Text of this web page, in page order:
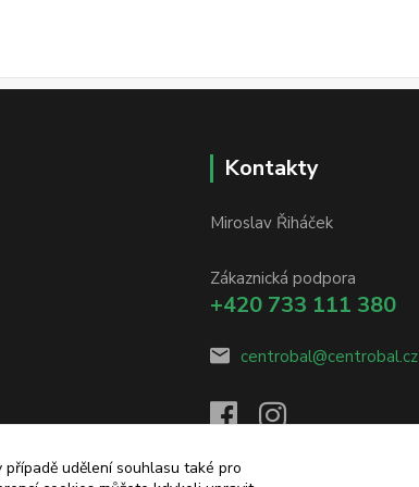
Kontakty
Miroslav Řiháček
Zákaznická podpora
+420 733 111 380
centrobal@centrobal.cz
udělení souhlasu také pro